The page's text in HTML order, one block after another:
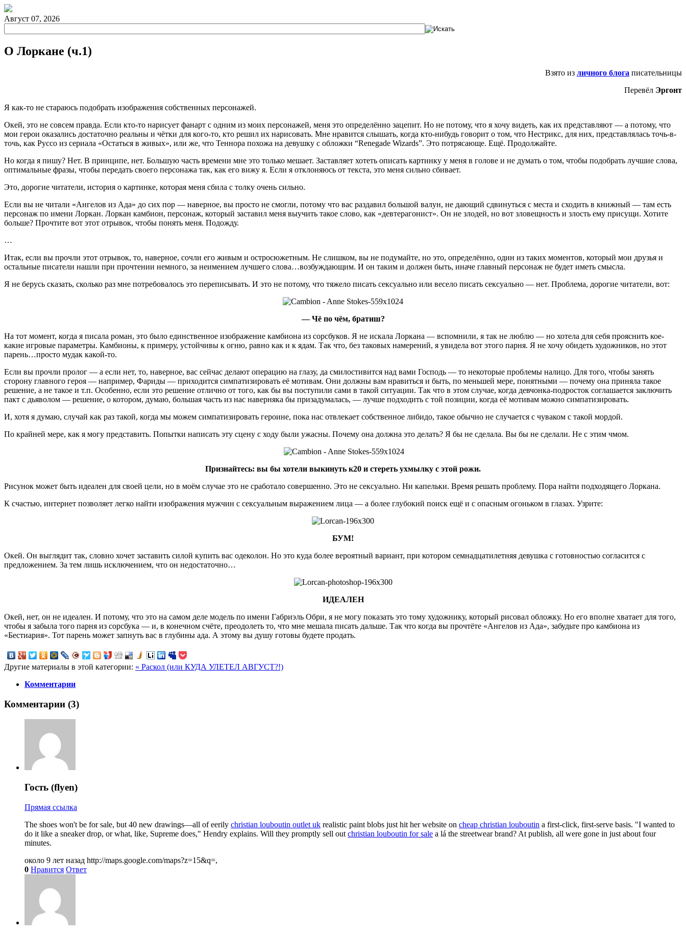
Август 07, 2026
О Лоркане (ч.1)
Взято из личного блога писательницы
Перевёл Эргонт
Я как-то не стараюсь подобрать изображения собственных персонажей.
Окей, это не совсем правда. Если кто-то нарисует фанарт с одним из моих персонажей, меня это определённо зацепит. Но не потому, что я хочу видеть, как их представляют — а потому, что
мои герои оказались достаточно реальны и чётки для кого-то, кто решил их нарисовать. Мне нравится слышать, когда кто-нибудь говорит о том, что Нестрикс, для них, представлялась точь-в-
точь, как Руссо из сериала «Остаться в живых», или же, что Теннора похожа на девушку с обложки “Renegade Wizards”. Это потрясающе. Ещё. Продолжайте.
Но когда я пишу? Нет. В принципе, нет. Большую часть времени мне это только мешает. Заставляет хотеть описать картинку у меня в голове и не думать о том, чтобы подобрать лучшие слова,
оптимальные фразы, чтобы передать своего персонажа так, как его вижу я. Если я отклоняюсь от текста, это меня сильно сбивает.
Это, дорогие читатели, история о картинке, которая меня сбила с толку очень сильно.
Если вы не читали «Ангелов из Ада» до сих пор — наверное, вы просто не смогли, потому что вас раздавил большой валун, не дающий сдвинуться с места и сходить в книжный — там есть
персонаж по имени Лоркан. Лоркан камбион, персонаж, который заставил меня выучить такое слово, как «девтерагонист». Он не злодей, но вот зловещность и злость ему присущи. Хотите
больше? Прочтите вот этот отрывок, чтобы понять меня. Подожду.
…
Итак, если вы прочли этот отрывок, то, наверное, сочли его живым и остросюжетным. Не слишком, вы не подумайте, но это, определённо, один из таких моментов, который мои друзья и
остальные писатели нашли при прочтении немного, за неимением лучшего слова…возбуждающим. И он таким и должен быть, иначе главный персонаж не будет иметь смысла.
Я не берусь сказать, сколько раз мне потребовалось это переписывать. И это не потому, что тяжело писать сексуально или весело писать сексуально — нет. Проблема, дорогие читатели, вот:
— Чё по чём, братиш?
На тот момент, когда я писала роман, это было единственное изображение камбиона из сорсбуков. Я не искала Лоркана — вспомнили, я так не люблю — но хотела для себя прояснить кое-
какие игровые параметры. Камбионы, к примеру, устойчивы к огню, равно как и к ядам. Так что, без таковых намерений, я увидела вот этого парня. Я не хочу обидеть художников, но этот
парень…просто мудак какой-то.
Если вы прочли пролог — а если нет, то, наверное, вас сейчас делают операцию на глазу, да смилостивится над вами Господь — то некоторые проблемы налицо. Для того, чтобы занять
сторону главного героя — например, Фариды — приходится симпатизировать её мотивам. Они должны вам нравиться и быть, по меньшей мере, понятными — почему она приняла такое
решение, а не такое и т.п. Особенно, если это решение отлично от того, как бы вы поступили сами в такой ситуации. Так что в этом случае, когда девчонка-подросток соглашается заключить
пакт с дьяволом — решение, о котором, думаю, большая часть из нас наверняка бы призадумалась, — лучше подходить с той позиции, когда её мотивам можно симпатизировать.
И, хотя я думаю, случай как раз такой, когда мы можем симпатизировать героине, пока нас отвлекает собственное либидо, такое обычно не случается с чуваком с такой мордой.
По крайней мере, как я могу представить. Попытки написать эту сцену с ходу были ужасны. Почему она должна это делать? Я бы не сделала. Вы бы не сделали. Не с этим чмом.
Признайтесь: вы бы хотели выкинуть к20 и стереть ухмылку с этой рожи.
Рисунок может быть идеален для своей цели, но в моём случае это не сработало совершенно. Это не сексуально. Ни капельки. Время решать проблему. Пора найти подходящего Лоркана.
К счастью, интернет позволяет легко найти изображения мужчин с сексуальным выражением лица — а более глубокий поиск ещё и с опасным огоньком в глазах. Узрите:
БУМ!
Окей. Он выглядит так, словно хочет заставить силой купить вас одеколон. Но это куда более вероятный вариант, при котором семнадцатилетняя девушка с готовностью согласится с
предложением. За тем лишь исключением, что он недостаточно…
ИДЕАЛЕН
Окей, нет, он не идеален. И потому, что это на самом деле модель по имени Габриэль Обри, я не могу показать это тому художнику, который рисовал обложку. Но его вполне хватает для того,
чтобы я забыла того парня из сорсбука — и, в конечном счёте, преодолеть то, что мне мешала писать дальше. Так что когда вы прочтёте «Ангелов из Ада», забудьте про камбиона из
«Бестиария». Тот парень может запнуть вас в глубины ада. А этому вы душу готовы будете продать.
Другие материалы в этой категории: « Раскол (или КУДА УЛЕТЕЛ АВГУСТ?!)
Комментарии
Комментарии (3)
Гость (flyen)
Прямая ссылка
The shoes won't be for sale, but 40 new drawings—all of eerily christian louboutin outlet uk realistic paint blobs just hit her website on cheap christian louboutin a first-click, first-serve basis. "I wanted to
do it like a sneaker drop, or what, like, Supreme does," Hendry explains. Will they promptly sell out christian louboutin for sale a lá the streetwear brand? At publish, all were gone in just about four
minutes.
около 9 лет назад http://maps.google.com/maps?z=15&q=,
0 Нравится Ответ